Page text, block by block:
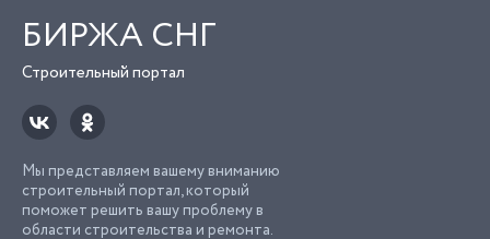
БИРЖА СНГ
Строительный портал
Мы представляем вашему вниманию
строительный портал, который
поможет решить вашу проблему в
области строительства и ремонта.